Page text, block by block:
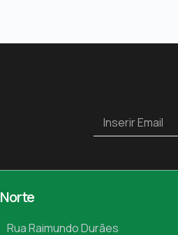
Norte
Rua Raimundo Durães